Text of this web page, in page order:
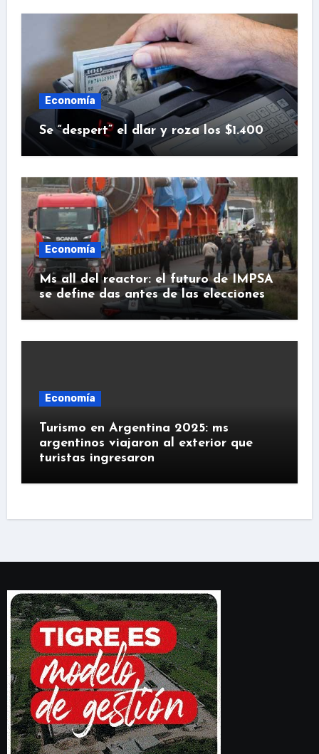
Economía
Se “despert” el dlar y roza los $1.400
Economía
Ms all del reactor: el futuro de IMPSA
se define das antes de las elecciones
Economía
Turismo en Argentina 2025: ms
argentinos viajaron al exterior que
turistas ingresaron